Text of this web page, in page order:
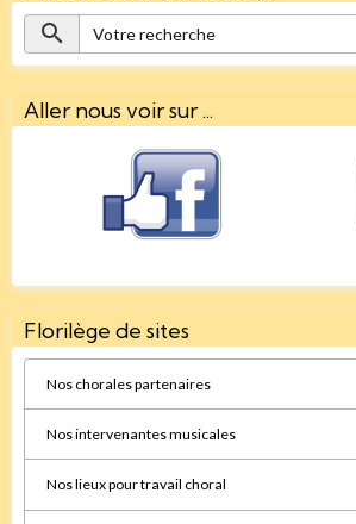
Aller nous voir sur ...
Florilège de sites
Nos chorales partenaires
Nos intervenantes musicales
Nos lieux pour travail choral